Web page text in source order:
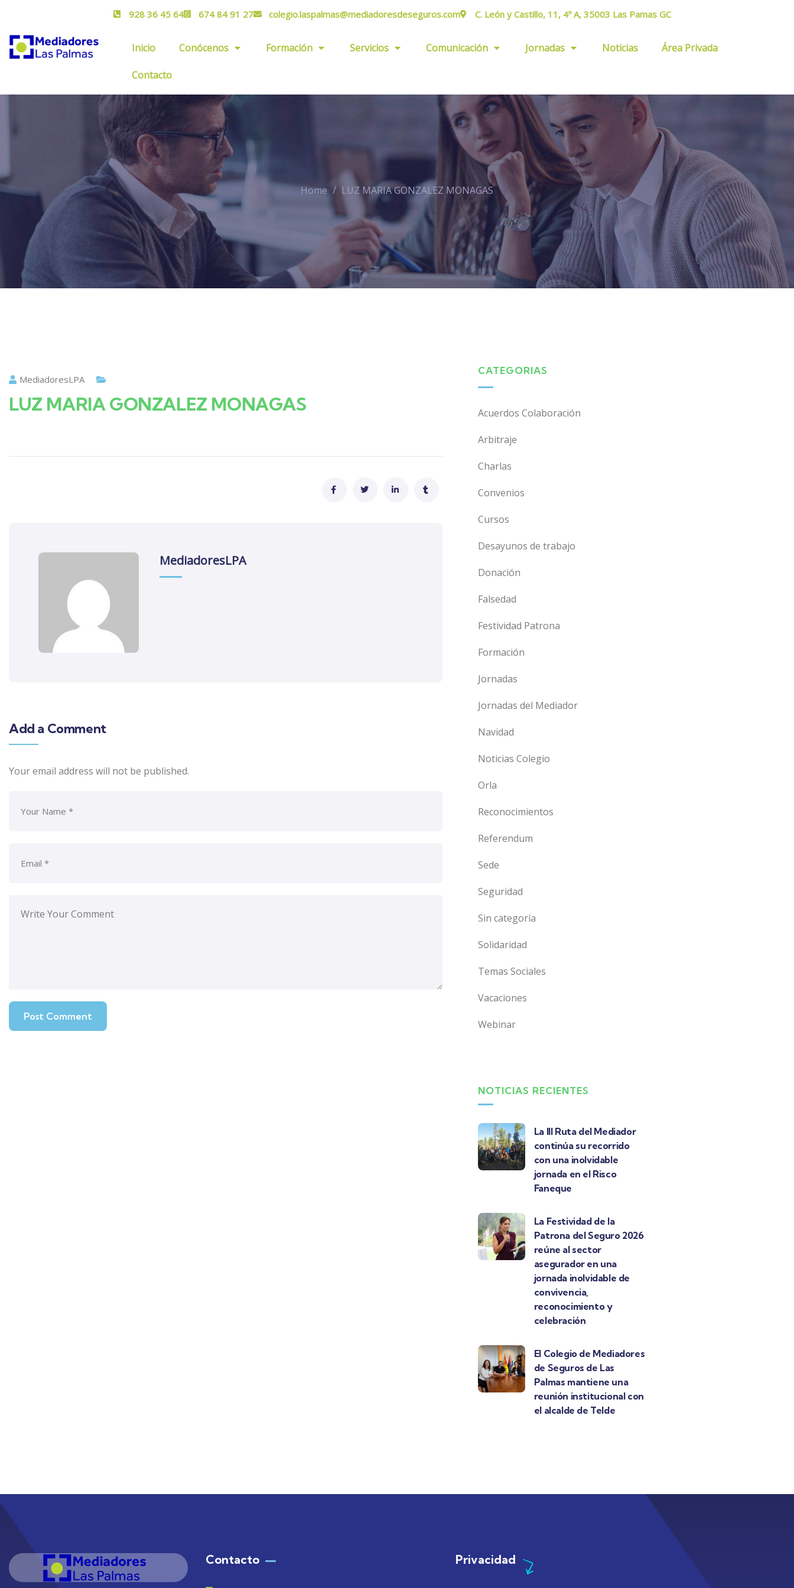
928 36 45 64 674 84 91 27 colegio.laspalmas@mediadoresdeseguros.com C. León y Castillo, 11, 4º A, 35003 Las Pamas GC
Inicio Conócenos Formación Servicios Comunicación Jornadas Noticias Área Privada
Contacto
Home LUZ MARIA GONZALEZ MONAGAS
MediadoresLPA
LUZ MARIA GONZALEZ MONAGAS
MediadoresLPA
Add a Comment
Your email address will not be published.
CATEGORIAS
Acuerdos Colaboración
Arbitraje
Charlas
Convenios
Cursos
Desayunos de trabajo
Donación
Falsedad
Festividad Patrona
Formación
Jornadas
Jornadas del Mediador
Navidad
Noticias Colegio
Orla
Reconocimientos
Referendum
Sede
Seguridad
Sin categoría
Solidaridad
Temas Sociales
Vacaciones
Webinar
NOTICIAS RECIENTES
La III Ruta del Mediador
continúa su recorrido
con una inolvidable
jornada en el Risco
Faneque
La Festividad de la
Patrona del Seguro 2026
reúne al sector
asegurador en una
jornada inolvidable de
convivencia,
reconocimiento y
celebración
El Colegio de Mediadores
de Seguros de Las
Palmas mantiene una
reunión institucional con
el alcalde de Telde
Contacto Privacidad